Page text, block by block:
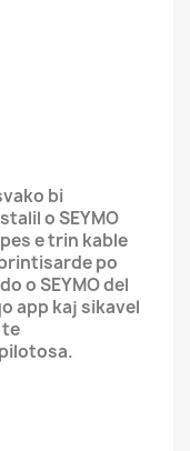
bi
o SEYMO
e trin kable
po
o SEYMO del
app kaj sikavel
te